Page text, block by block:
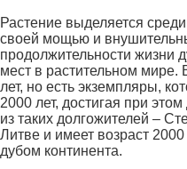
Растение выделяется
своей мощью и
продолжительности жизни
мест в растительном
лет, но есть экземпляры,
2000 лет, достигая при
из таких долгожителей –
Литве и имеет возраст
дубом континента.